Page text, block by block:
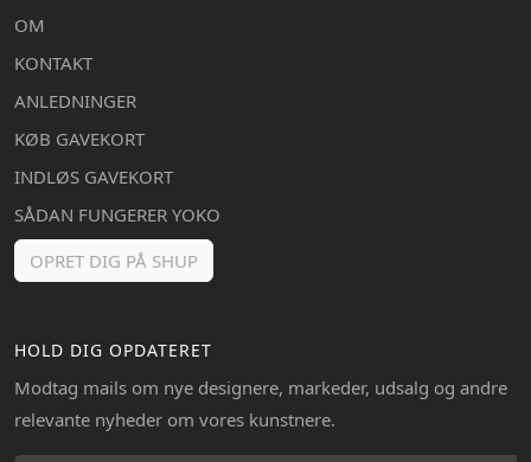
OM
KONTAKT
ANLEDNINGER
KØB GAVEKORT
INDLØS GAVEKORT
SÅDAN FUNGERER YOKO
OPRET DIG PÅ SHUP
HOLD DIG OPDATERET
Modtag mails om nye designere, markeder, udsalg og andre
relevante nyheder om vores kunstnere.